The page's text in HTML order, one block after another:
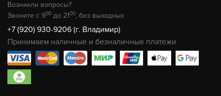
Возникли вопросы?
Звоните с 900 до 2100, без выходных
+7 (920) 930-9206 (г. Владимир)
Принимаем наличные и безналичные платежи